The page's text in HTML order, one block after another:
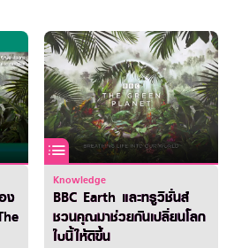
ง
Knowledge
BBC Earth และทรูวิชั่นส์
ชวนคุณมาช่วยกันเปลี่ยนโลก
ใบนี้ให้ดีขึ้น